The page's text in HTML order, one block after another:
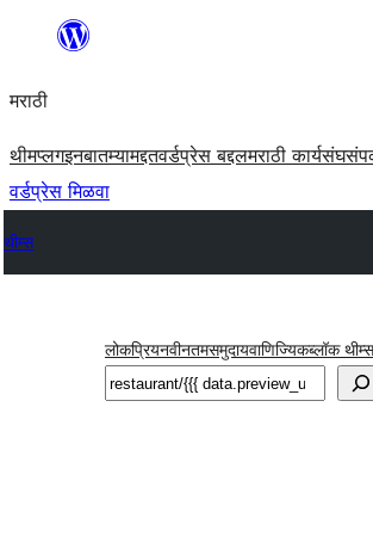
सामुग्रीवर
मराठी
थीमप्लगइनबातम्यामद्दतवर्डप्रेस बद्दलमराठी कार्यसंघ
वर्डप्रेस मिळवा
थीम्स
लोकप्रियनवीनतमसमुदायवाणिज्यिकब्लॉक थीम्स
शोधा